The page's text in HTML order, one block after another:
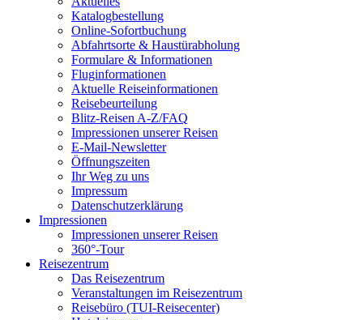
Katalogbestellung
Online-Sofortbuchung
Abfahrtsorte & Haustürabholung
Formulare & Informationen
Fluginformationen
Aktuelle Reiseinformationen
Reisebeurteilung
Blitz-Reisen A-Z/FAQ
Impressionen unserer Reisen
E-Mail-Newsletter
Öffnungszeiten
Ihr Weg zu uns
Impressum
Datenschutzerklärung
Impressionen
Impressionen unserer Reisen
360°-Tour
Reisezentrum
Das Reisezentrum
Veranstaltungen im Reisezentrum
Reisebüro (TUI-Reisecenter)